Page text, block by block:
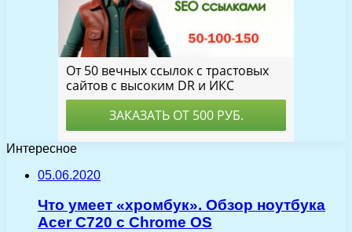
Интересное
05.06.2020
Что умеет «хромбук». Обзор ноутбука
Acer C720 с Chrome OS